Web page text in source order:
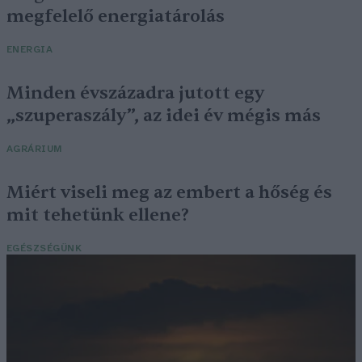
megfelelő energiatárolás
ENERGIA
Minden évszázadra jutott egy
„szuperaszály”, az idei év mégis más
AGRÁRIUM
Miért viseli meg az embert a hőség és
mit tehetünk ellene?
EGÉSZSÉGÜNK